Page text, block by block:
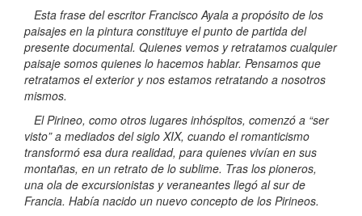
Esta frase del escritor Francisco Ayala a propósito de los
paisajes en la pintura constituye el punto de partida del
presente documental. Quienes vemos y retratamos cualquier
paisaje somos quienes lo hacemos hablar. Pensamos que
retratamos el exterior y nos estamos retratando a nosotros
mismos.
El Pirineo, como otros lugares inhóspitos, comenzó a “ser
visto” a mediados del siglo XIX, cuando el romanticismo
transformó esa dura realidad, para quienes vivían en sus
montañas, en un retrato de lo sublime. Tras los pioneros,
una ola de excursionistas y veraneantes llegó al sur de
Francia. Había nacido un nuevo concepto de los Pirineos.